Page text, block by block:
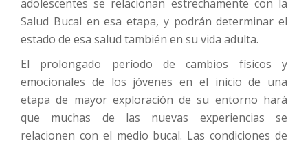
adolescentes se relacionan estrechamente con la
Salud Bucal en esa etapa, y podrán determinar el
estado de esa salud también en su vida adulta.
El prolongado período de cambios físicos y
emocionales de los jóvenes en el inicio de una
etapa de mayor exploración de su entorno hará
que muchas de las nuevas experiencias se
relacionen con el medio bucal. Las condiciones de